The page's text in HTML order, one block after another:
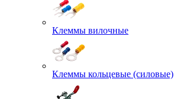
Клеммы вилочные
Клеммы кольцевые (силовые)